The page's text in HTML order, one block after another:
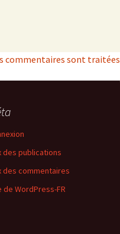
commentaires sont traitées
des publications
des commentaires
de WordPress-FR